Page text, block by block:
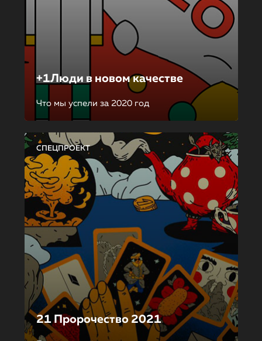
+1Люди в новом качестве
Что мы успели за 2020 год
СПЕЦПРОЕКТ
21 Пророчество 2021